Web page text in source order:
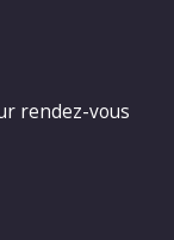
rendez-vous